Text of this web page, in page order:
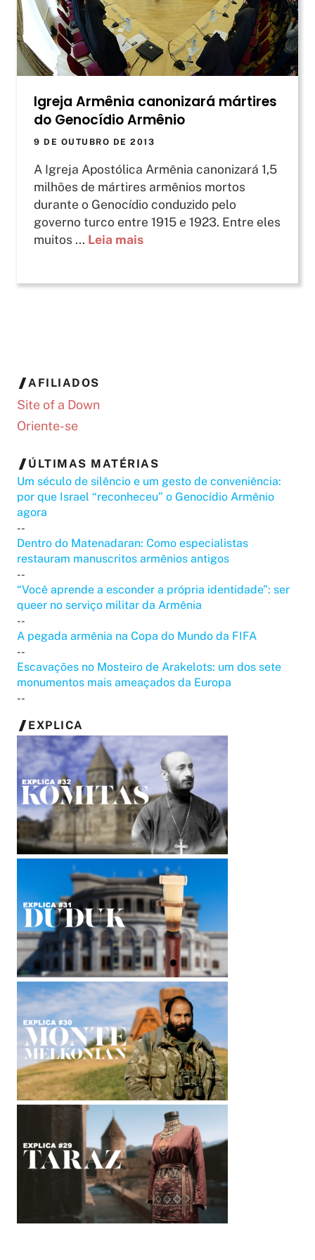
Igreja Armênia canonizará mártires
do Genocídio Armênio
9 DE OUTUBRO DE 2013
A Igreja Apostólica Armênia canonizará 1,5
milhões de mártires armênios mortos
durante o Genocídio conduzido pelo
governo turco entre 1915 e 1923. Entre eles
muitos ... Leia mais
AFILIADOS
Site of a Down
Oriente-se
ÚLTIMAS MATÉRIAS
Um século de silêncio e um gesto de conveniência:
por que Israel “reconheceu” o Genocídio Armênio
agora
--
Dentro do Matenadaran: Como especialistas
restauram manuscritos armênios antigos
--
“Você aprende a esconder a própria identidade”: ser
queer no serviço militar da Armênia
--
A pegada armênia na Copa do Mundo da FIFA
--
Escavações no Mosteiro de Arakelots: um dos sete
monumentos mais ameaçados da Europa
--
EXPLICA